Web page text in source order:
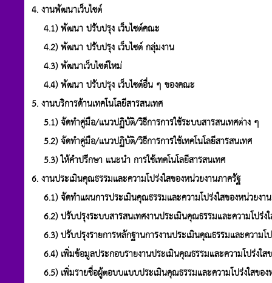
4. งานพัฒนาเว็บไซต์
4.1) พัฒนา ปรับปรุง เว็บไซต์คณะ
4.2) พัฒนา ปรับปรุง เว็บไซต์ กลุ่มงาน
4.3) พัฒนาเว็บไซต์ใหม่
4.4) พัฒนา ปรับปรุง เว็บไซต์อื่น ๆ ของคณะ
5. งานบริการด้านเทคโนโลยีสารสนเทศ
5.1) จัดทำคู่มือ/แนวปฏิบัติ/วิธีการการใช้ระบบสารสนเทศต่าง ๆ
5.2) จัดทำคู่มือ/แนวปฏิบัติ/วิธีการการใช้เทคโนโลยีสารสนเทศ
5.3) ให้คำปรึกษา แนะนำ การใช้เทคโนโลยีสารสนเทศ
6. งานประเมินคุณธรรมและความโปร่งใสของหน่วยงานภาครัฐ
6.1) จัดทำแผนการประเมินคุณธรรมและความโปร่งใสของหน่วยงาน
6.2) ปรับปรุงระบบสารสนเทศงานประเมินคุณธรรมและความโปร่ง
6.3) ปรับปรุงรายการหลักฐานการงานประเมินคุณธรรมและความโป
6.4) เพิ่มข้อมูลประกอบรายงานประเมินคุณธรรมและความโปร่งใส
6.5) เพิ่มรายชื่อผู้ตอบบแบบประเมินคุณธรรมและความโปร่งใสของ